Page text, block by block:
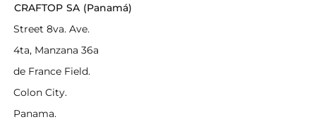
CRAFTOP SA (Panamá)
Street 8va. Ave.
4ta, Manzana 36a
de France Field.
Colon City.
Panama.